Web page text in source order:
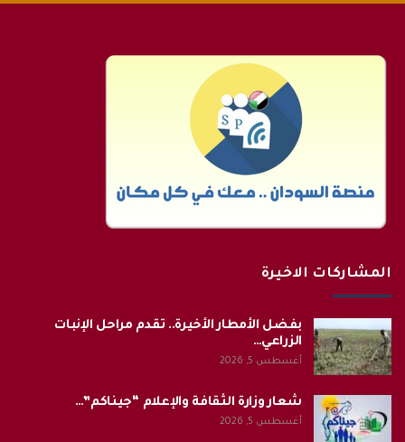
المشاركات الاخيرة
بفضل الأمطار الأخيرة.. تقدم مراحل الإنبات
الزراعي…
أغسطس 5, 2026
شعار وزارة الثقافة والإعلام “جيناكم”…
أغسطس 5, 2026